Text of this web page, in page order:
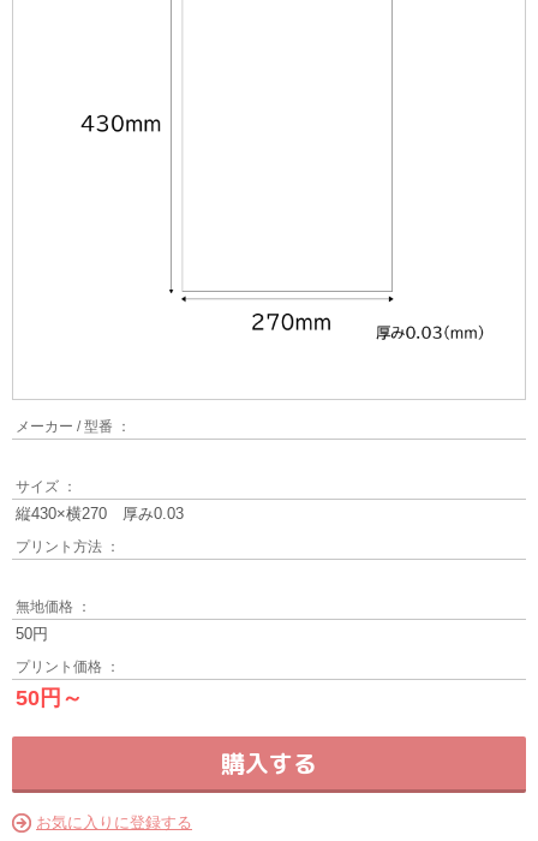
メーカー / 型番 ：
サイズ ：
縦430×横270 厚み0.03
プリント方法 ：
無地価格 ：
50円
プリント価格 ：
50円～
お気に入りに登録する